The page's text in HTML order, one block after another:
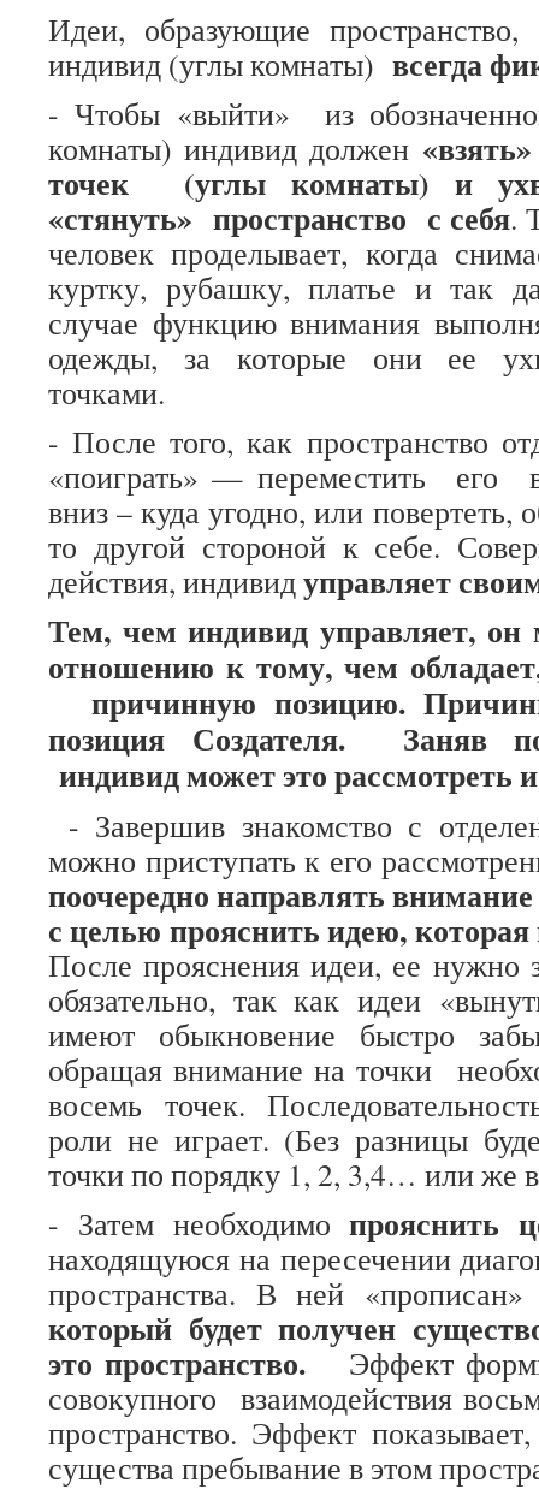
Идеи, образующие пространство,
индивид (углы комнаты) всегда
- Чтобы «выйти» из
комнаты) индивид должен
точек (углы комнаты) и
«стянуть» пространство с себя.
человек проделывает, когда
куртку, рубашку, платье и так
случае функцию внимания
одежды, за которые они ее
точками.
- После того, как пространство
«поиграть» — переместить его
вниз – куда угодно, или повертеть,
то другой стороной к себе.
действия, индивидуправляет
Тем, чем индивид управляет, он
отношению к тому, чем
причинную позицию.
позиция Создателя. Заняв
индивид может это рассмотреть и
- Завершив знакомство с
можно приступать к его
поочередно направлять
с целью прояснить идею,
После прояснения идеи, ее нужно
обязательно, так как идеи
имеют обыкновение быстро
обращая внимание на точки
восемь точек.
роли не играет. (Без разницы
точки по порядку 1, 2, 3,4… или же
- Затем необходимопрояснить
находящуюся на пересечении
пространства. В ней
который будет получен
это пространство. Эффект
совокупного взаимодействия
пространство. Эффект
существа пребывание в этом